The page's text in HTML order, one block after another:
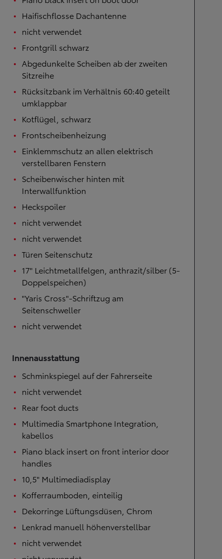
Haifischflosse Dachantenne
nicht verwendet
Frontgrill schwarz
Abgedunkelte Scheiben ab der zweiten
Sitzreihe
Rücksitzbank im Verhältnis 60:40 geteilt
umklappbar
Kotflügel, schwarz
Frontscheibenheizung
Einklemmschutz an allen elektrisch
verstellbaren Fenstern
Scheibenwischer hinten mit
Interwallfunktion
Heckspoiler
nicht verwendet
nicht verwendet
Türen Seitenschutz
17" Leichtmetallfelgen, anthrazit/silber (5-
Doppelspeichen)
"Yaris Cross"-Schriftzug am
Seitenschweller
nicht verwendet
Innenausstattung
Schminkspiegel auf der Fahrerseite
nicht verwendet
Rear foot ducts
Multimedia Smartphone Integration,
kabellos
Piano black insert on front interior door
handles
10,5" Multimediadisplay
Kofferraumboden, einteilig
Dekorringe Lüftungsdüsen, Chrom
Lenkrad manuell höhenverstellbar
nicht verwendet